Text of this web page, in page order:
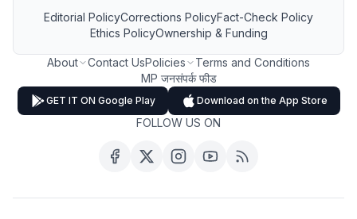
Editorial PolicyCorrections PolicyFact-Check Policy
Ethics PolicyOwnership & Funding
About Contact UsPolicies
Terms and Conditions
MP जनसंपर्क फीड
GET IT ON Google Play Download on the App Store
FOLLOW US ON